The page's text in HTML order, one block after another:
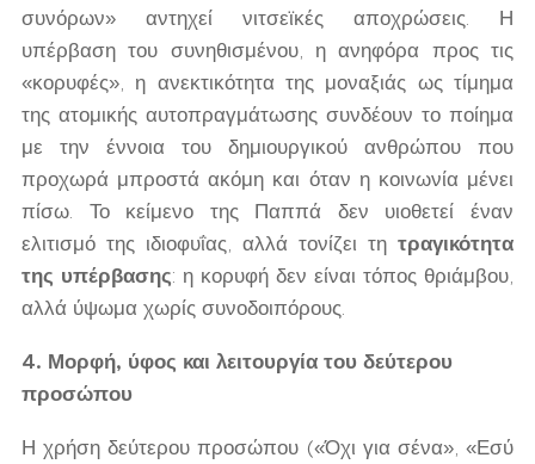
συνόρων» αντηχεί νιτσεϊκές αποχρώσεις. Η
υπέρβαση του συνηθισμένου, η ανηφόρα προς τις
«κορυφές», η ανεκτικότητα της μοναξιάς ως τίμημα
της ατομικής αυτοπραγμάτωσης συνδέουν το ποίημα
με την έννοια του δημιουργικού ανθρώπου που
προχωρά μπροστά ακόμη και όταν η κοινωνία μένει
πίσω. Το κείμενο της Παππά δεν υιοθετεί έναν
ελιτισμό της ιδιοφυΐας, αλλά τονίζει τη τραγικότητα
της υπέρβασης: η κορυφή δεν είναι τόπος θριάμβου,
αλλά ύψωμα χωρίς συνοδοιπόρους.
4. Μορφή, ύφος και λειτουργία του δεύτερου
προσώπου
Η χρήση δεύτερου προσώπου («Όχι για σένα», «Εσύ